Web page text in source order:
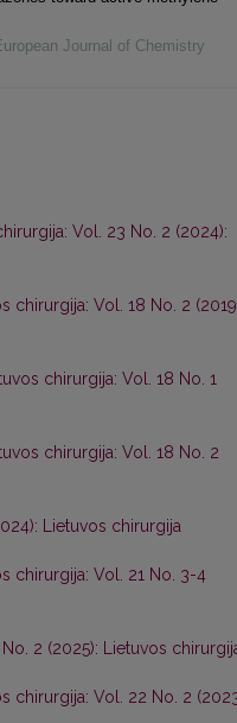
Journal of Chemistry
Vol. 23 No. 2 (2024):
chirurgija: Vol. 18 No. 2
chirurgija: Vol. 18 No. 1
chirurgija: Vol. 18 No. 2
Lietuvos chirurgija
chirurgija: Vol. 21 No. 3-4
2 (2025): Lietuvos
chirurgija: Vol. 22 No. 2